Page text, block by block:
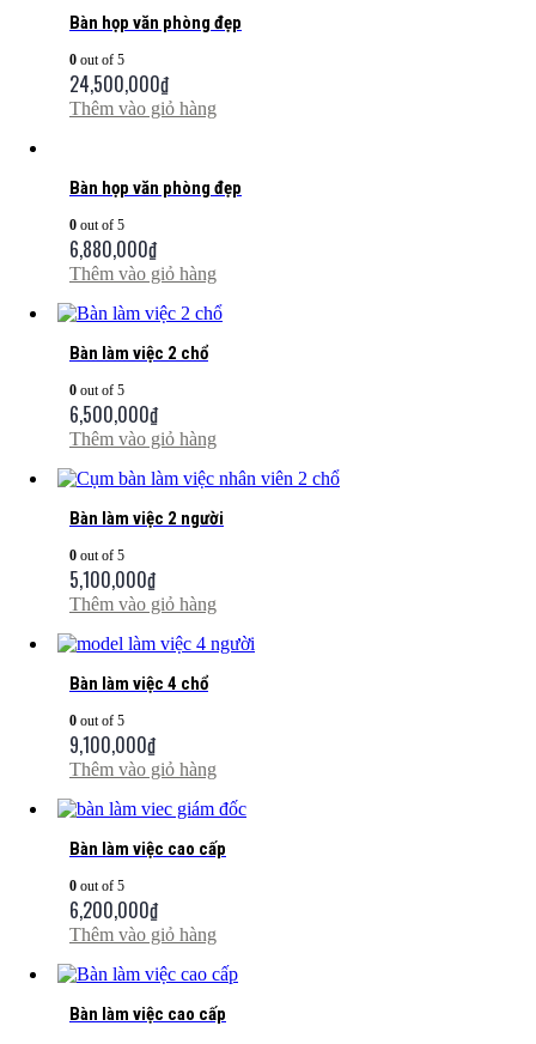
Bàn họp văn phòng đẹp
0 out of 5
24,500,000₫
Thêm vào giỏ hàng
Bàn họp văn phòng đẹp
0 out of 5
6,880,000₫
Thêm vào giỏ hàng
Bàn làm việc 2 chổ
0 out of 5
6,500,000₫
Thêm vào giỏ hàng
Bàn làm việc 2 người
0 out of 5
5,100,000₫
Thêm vào giỏ hàng
Bàn làm việc 4 chổ
0 out of 5
9,100,000₫
Thêm vào giỏ hàng
Bàn làm việc cao cấp
0 out of 5
6,200,000₫
Thêm vào giỏ hàng
Bàn làm việc cao cấp